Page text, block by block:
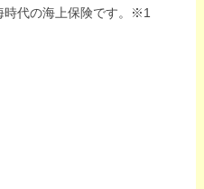
時代の海上保険です。※1